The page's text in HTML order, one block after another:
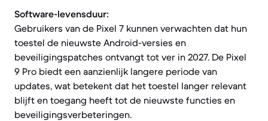
Software-levensduur:
Gebruikers van de Pixel 7 kunnen verwachten dat hun
toestel de nieuwste Android-versies en
beveiligingspatches ontvangt tot ver in 2027. De Pixel
9 Pro biedt een aanzienlijk langere periode van
updates, wat betekent dat het toestel langer relevant
blijft en toegang heeft tot de nieuwste functies en
beveiligingsverbeteringen.